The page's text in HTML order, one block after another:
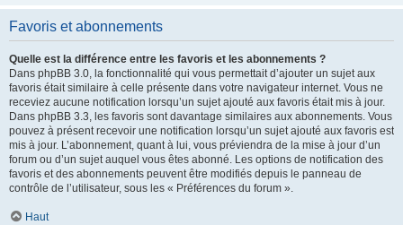
Favoris et abonnements
Quelle est la différence entre les favoris et les abonnements ?
Dans phpBB 3.0, la fonctionnalité qui vous permettait d’ajouter un sujet aux
favoris était similaire à celle présente dans votre navigateur internet. Vous ne
receviez aucune notification lorsqu’un sujet ajouté aux favoris était mis à jour.
Dans phpBB 3.3, les favoris sont davantage similaires aux abonnements. Vous
pouvez à présent recevoir une notification lorsqu’un sujet ajouté aux favoris est
mis à jour. L’abonnement, quant à lui, vous préviendra de la mise à jour d’un
forum ou d’un sujet auquel vous êtes abonné. Les options de notification des
favoris et des abonnements peuvent être modifiés depuis le panneau de
contrôle de l’utilisateur, sous les « Préférences du forum ».
Haut